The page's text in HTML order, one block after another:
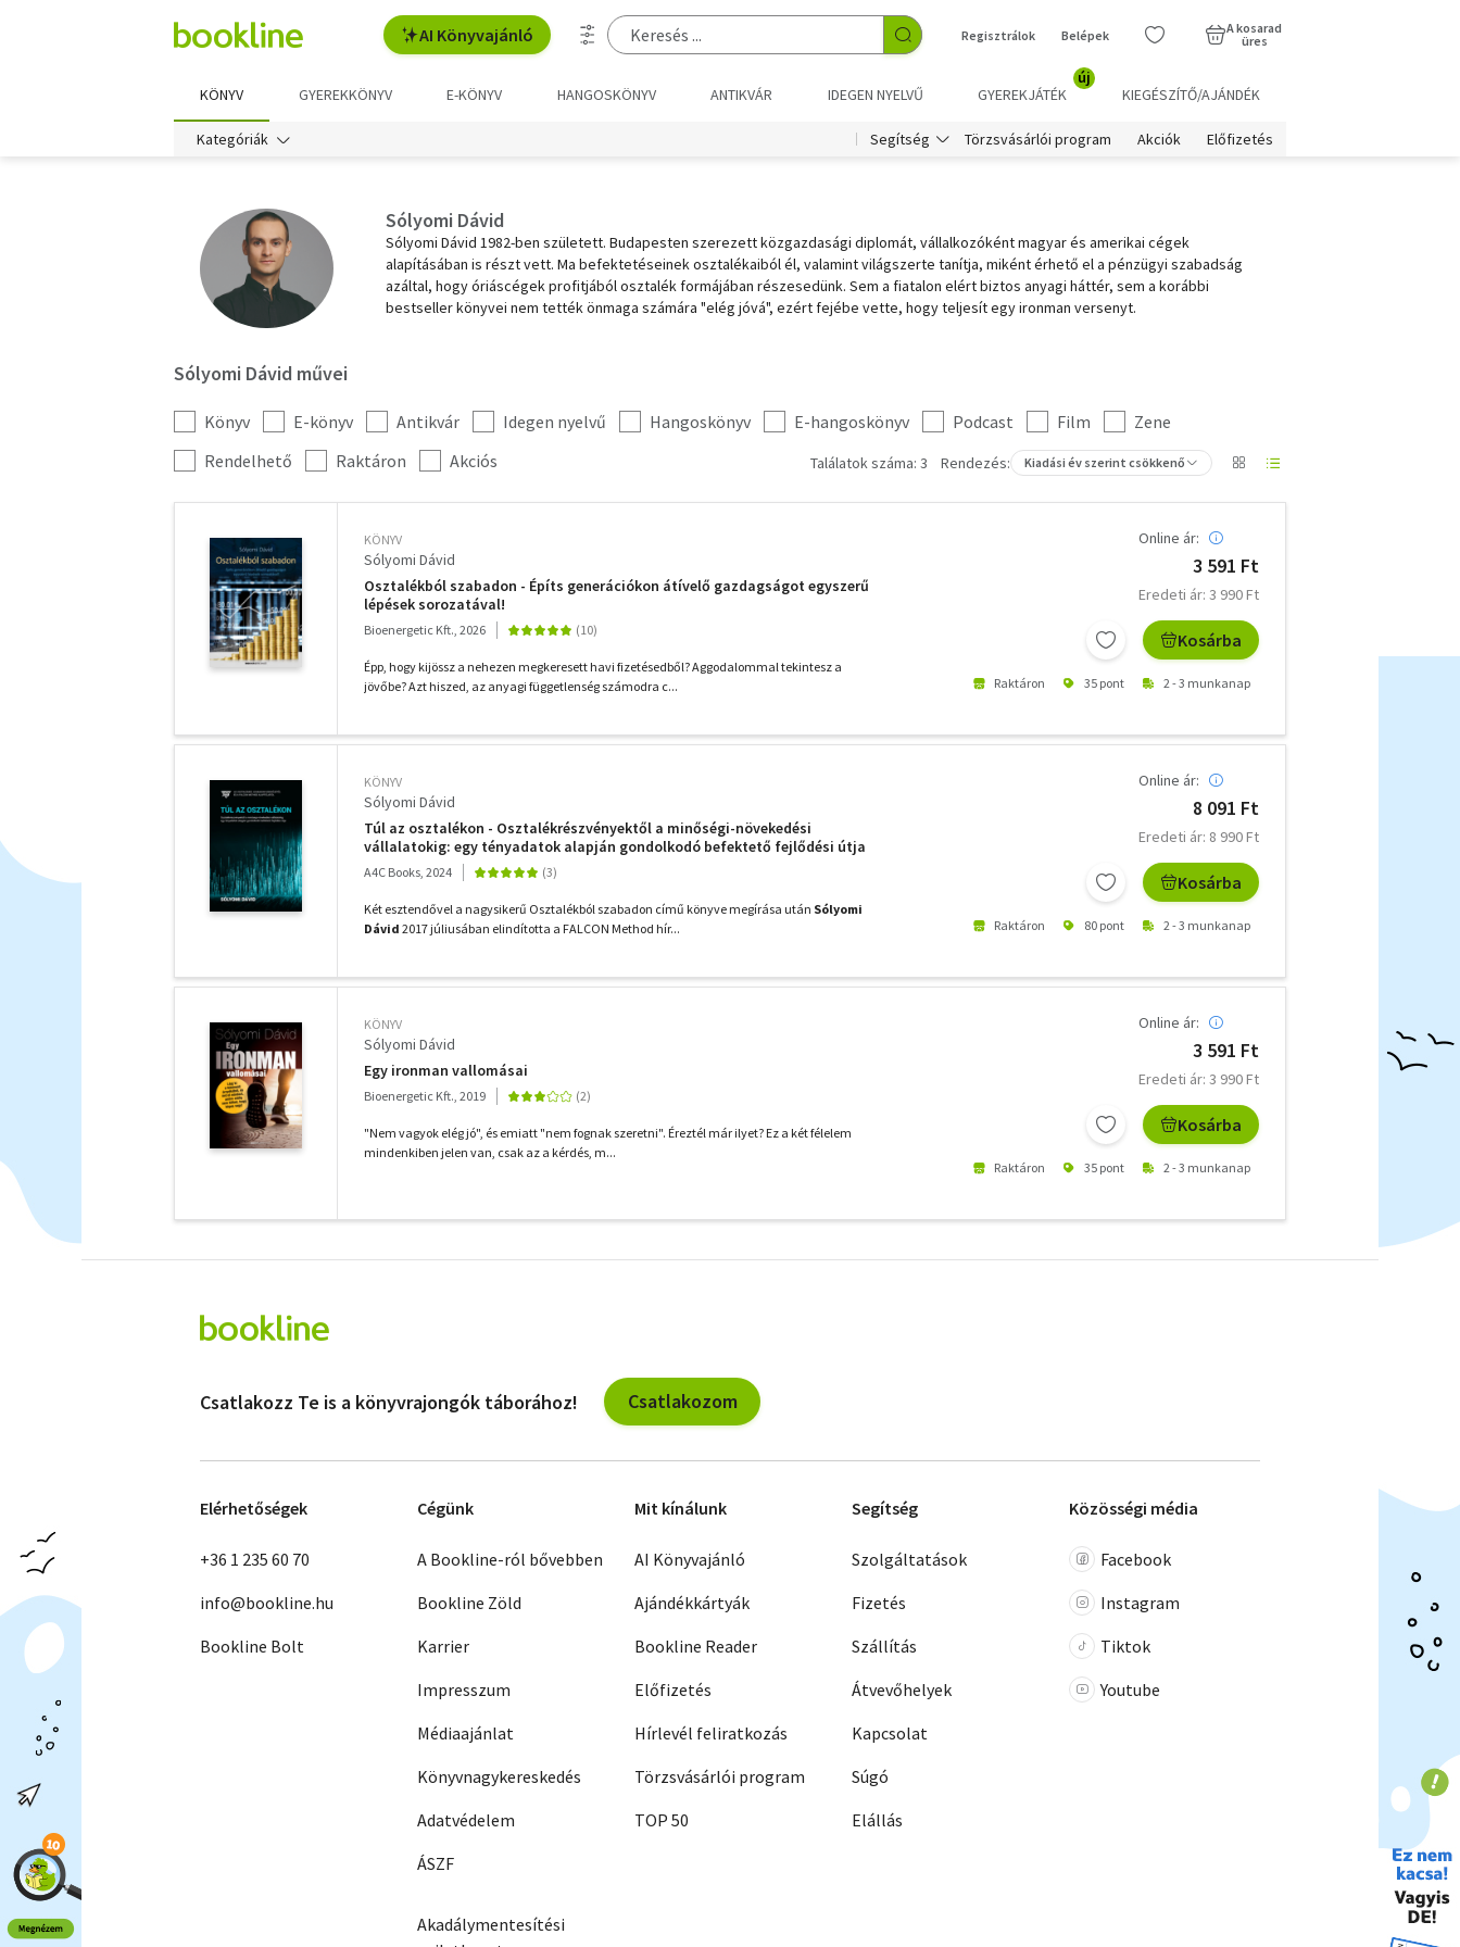
AI Könyvajánló Regisztrálok Belépek
A kosarad
üres
KÖNYV GYEREKKÖNYV E-KÖNYV HANGOSKÖNYV ANTIKVÁR IDEGEN NYELVŰ GYEREKJÁTÉK
új
KIEGÉSZÍTŐ/AJÁNDÉK
Kategóriák Segítség Törzsvásárlói program Akciók Előfizetés
Sólyomi Dávid
Sólyomi Dávid 1982-ben született. Budapesten szerezett közgazdasági diplomát, vállalkozóként magyar és amerikai cégek
alapításában is részt vett. Ma befektetéseinek osztalékaiból él, valamint világszerte tanítja, miként érhető el a pénzügyi szabadság
azáltal, hogy óriáscégek profitjából osztalék formájában részesedünk. Sem a fiatalon elért biztos anyagi háttér, sem a korábbi
bestseller könyvei nem tették önmaga számára "elég jóvá", ezért fejébe vette, hogy teljesít egy ironman versenyt.
Sólyomi Dávid művei
Kategória
szűrés
Könyv E-könyv Antikvár Idegen nyelvű Hangoskönyv E-hangoskönyv Podcast Film
Zene
További
szűrők
Rendelhető Raktáron Akciós Találatok száma: 3 Rendezés: Kiadási év szerint csökkenő
KÖNYV
Sólyomi Dávid
Osztalékból szabadon - Építs generációkon átívelő gazdagságot egyszerű
lépések sorozatával!
Bioenergetic Kft., 2026
Épp, hogy kijössz a nehezen megkeresett havi fizetésedből? Aggodalommal tekintesz a
jövőbe? Azt hiszed, az anyagi függetlenség számodra c...
Online ár:
3 591 Ft
Eredeti ár: 3 990 Ft
Kosárba
Raktáron 35 pont 2 - 3 munkanap
KÖNYV
Sólyomi Dávid
Túl az osztalékon - Osztalékrészvényektől a minőségi-növekedési
vállalatokig: egy tényadatok alapján gondolkodó befektető fejlődési útja
A4C Books, 2024
Két esztendővel a nagysikerű Osztalékból szabadon című könyve megírása után Sólyomi
Dávid 2017 júliusában elindította a FALCON Method hír...
Online ár:
8 091 Ft
Eredeti ár: 8 990 Ft
Kosárba
Raktáron 80 pont 2 - 3 munkanap
KÖNYV
Sólyomi Dávid
Egy ironman vallomásai
Bioenergetic Kft., 2019
"Nem vagyok elég jó", és emiatt "nem fognak szeretni". Éreztél már ilyet? Ez a két félelem
mindenkiben jelen van, csak az a kérdés, m...
Online ár:
3 591 Ft
Eredeti ár: 3 990 Ft
Kosárba
Raktáron 35 pont 2 - 3 munkanap
szűrők
Csatlakozz Te is a könyvrajongók táborához! Csatlakozom
Elérhetőségek
+36 1 235 60 70
info@bookline.hu
Bookline Bolt
Cégünk
A Bookline-ról bővebben
Bookline Zöld
Karrier
Impresszum
Médiaajánlat
Könyvnagykereskedés
Adatvédelem
ÁSZF
Akadálymentesítési
Mit kínálunk
AI Könyvajánló
Ajándékkártyák
Bookline Reader
Előfizetés
Hírlevél feliratkozás
Törzsvásárlói program
TOP 50
Segítség
Szolgáltatások
Fizetés
Szállítás
Átvevőhelyek
Kapcsolat
Súgó
Elállás
Közösségi média
Facebook
Instagram
Tiktok
Youtube